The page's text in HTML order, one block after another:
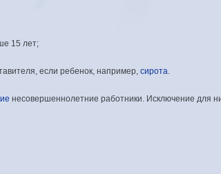
15 лет;
если ребенок, например, сирота.
несовершеннолетние работники. Исключение для